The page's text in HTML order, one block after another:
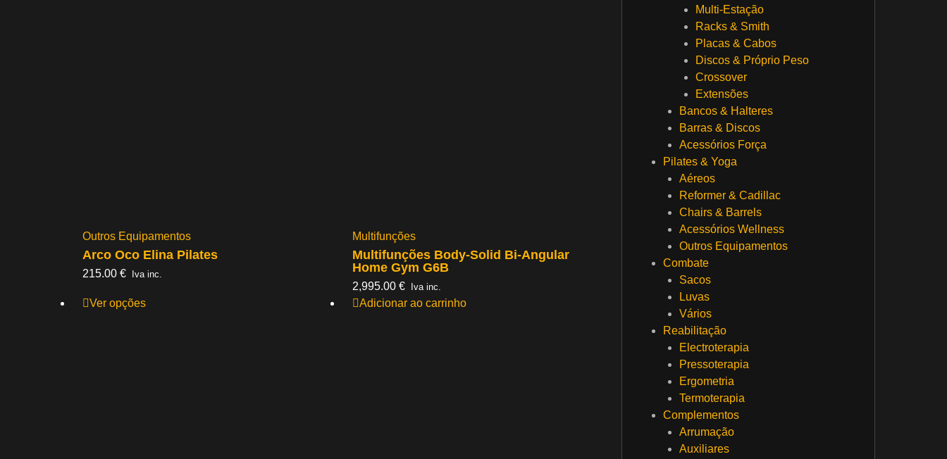
Outros Equipamentos
Arco Oco Elina Pilates
215.00 € Iva inc.
Multifunções
Multifunções Body-Solid Bi-Angular
Home Gym G6B
2,995.00 € Iva inc.
Ver opções Adicionar ao carrinho
Multi-Estação
Racks & Smith
Placas & Cabos
Discos & Próprio Peso
Crossover
Extensões
Bancos & Halteres
Barras & Discos
Acessórios Força
Pilates & Yoga
Aéreos
Reformer & Cadillac
Chairs & Barrels
Acessórios Wellness
Outros Equipamentos
Combate
Sacos
Luvas
Vários
Reabilitação
Electroterapia
Pressoterapia
Ergometria
Termoterapia
Complementos
Arrumação
Auxiliares